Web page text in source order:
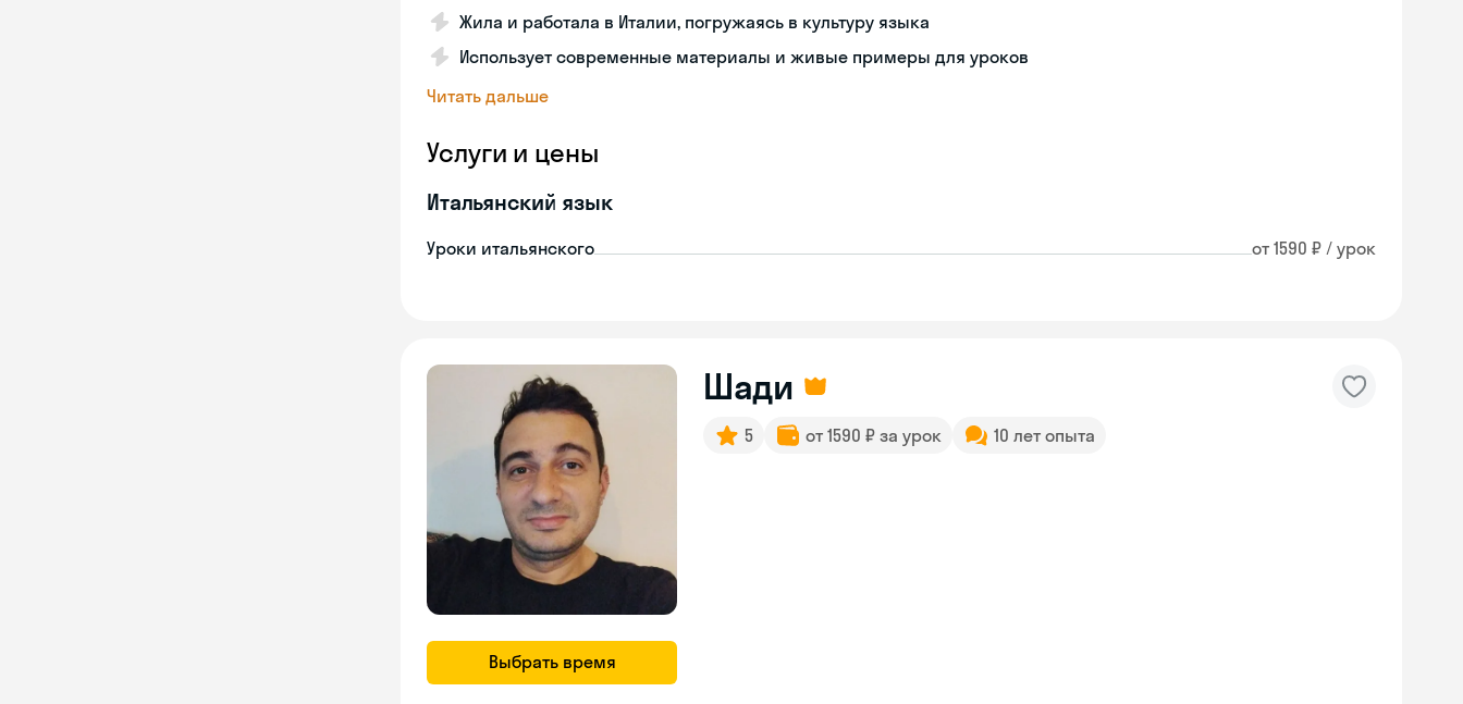
Жила и работала в Италии, погружаясь в культуру языка
Использует современные материалы и живые примеры для уроков
Читать дальше
Услуги и цены
Итальянский язык
Уроки итальянского от 1590 ₽ / урок
Выбрать время
Шади
5 от 1590 ₽ за урок 10 лет опыта